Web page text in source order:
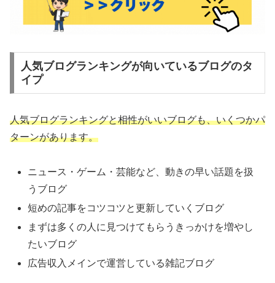
人気ブログランキングが向いているブログのタ
イプ
人気ブログランキングと相性がいいブログも、いくつかパ
ターンがあります。
ニュース・ゲーム・芸能など、動きの早い話題を扱
うブログ
短めの記事をコツコツと更新していくブログ
まずは多くの人に見つけてもらうきっかけを増やし
たいブログ
広告収入メインで運営している雑記ブログ